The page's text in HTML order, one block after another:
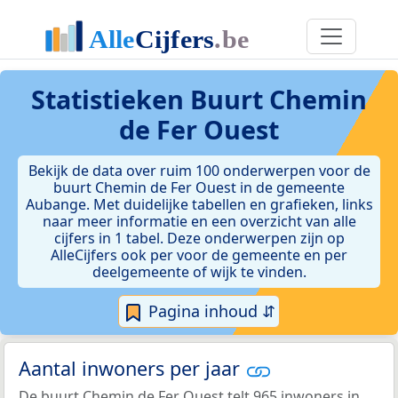
Statistieken Buurt Chemin
de Fer Ouest
Bekijk de data over ruim 100 onderwerpen voor de
buurt Chemin de Fer Ouest in de gemeente
Aubange. Met duidelijke tabellen en grafieken, links
naar meer informatie en een overzicht van alle
cijfers in 1 tabel. Deze onderwerpen zijn op
AlleCijfers ook per voor de gemeente en per
deelgemeente of wijk te vinden.
Pagina inhoud ⇵
Aantal inwoners per jaar